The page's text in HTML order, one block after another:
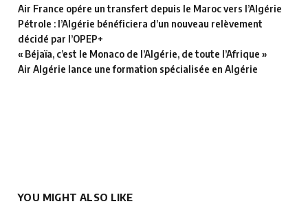
Air France opére un transfert depuis le Maroc vers l’Algérie
Pétrole : l’Algérie bénéficiera d’un nouveau relèvement
décidé par l’OPEP+
« Béjaïa, c’est le Monaco de l’Algérie, de toute l’Afrique »
Air Algérie lance une formation spécialisée en Algérie
YOU MIGHT ALSO LIKE